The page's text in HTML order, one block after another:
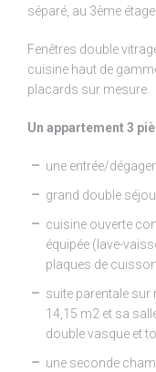
séparé, au 3ème
Fenêtres double
cuisine haut de
placards sur mesure.
Un appartement 3
une entrée/
grand double
cuisine ouverte
équipée (lave-
plaques de
suite parentale sur
14,15 m2 et sa
double vasque et
une seconde